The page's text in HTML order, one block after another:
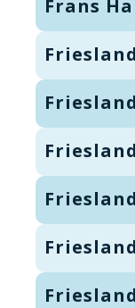
Frans
Friesland
Friesland
Friesland
Friesland
Friesland
Friesland